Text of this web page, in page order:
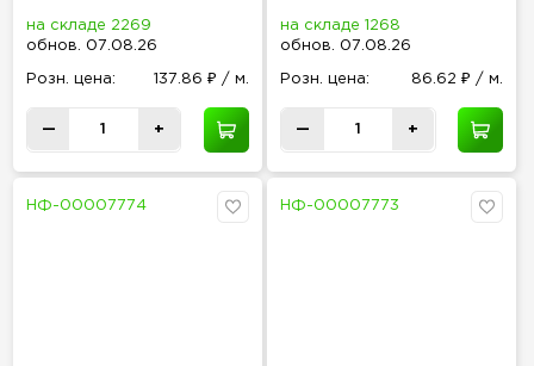
на складе 2269
обнов. 07.08.26
Розн. цена: 137.86 ₽ / м.
— +
на складе 1268
обнов. 07.08.26
Розн. цена: 86.62 ₽ / м.
— +
НФ-00007774 НФ-00007773